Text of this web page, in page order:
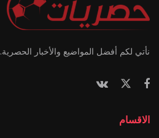
نأتي لكم أفضل المواضيع والأخبار الحصرية.
الاقسام